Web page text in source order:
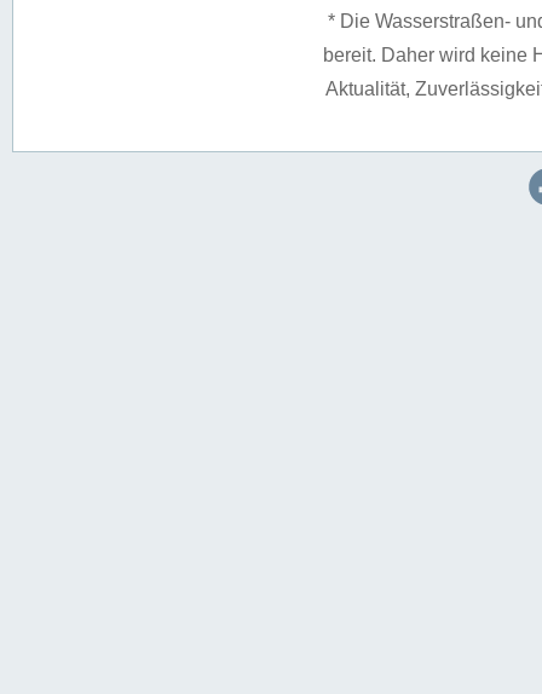
* Die Wasserstraßen-
bereit. Daher wird keine
Aktualität,